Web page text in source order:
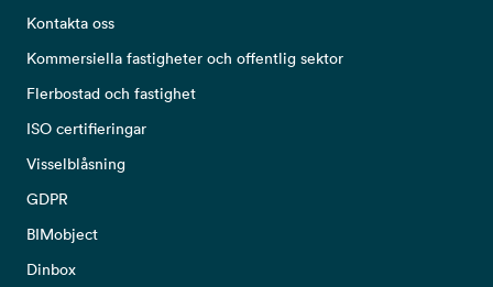
Kontakta oss
Kommersiella fastigheter och offentlig sektor
Flerbostad och fastighet
ISO certifieringar
Visselblåsning
GDPR
BIMobject
Dinbox